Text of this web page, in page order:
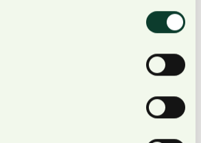
vil ha hovedansvar for sesjonen
en skogdag hos Bjørn Toverud
arbeid og øvingsoppgaver ute i